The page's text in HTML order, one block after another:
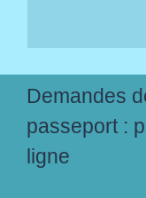
Demandes
passeport :
ligne